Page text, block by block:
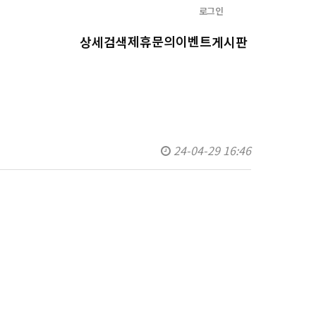
로그인
상세검색제휴문의이벤트게시판
24-04-29 16:46